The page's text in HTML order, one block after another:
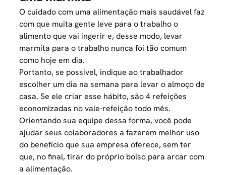
O cuidado com umaalimentação mais saudávelfaz
com que muita gente leve para o trabalho o
alimento que vai ingerir e, desse modo, levar
marmita para o trabalho nunca foi tão comum
como hoje em dia.
Portanto, se possível, indique ao trabalhador
escolher um dia na semana para levar o almoço de
casa. Se ele criar esse hábito, são 4 refeições
economizadas no vale-refeição todo mês.
Orientando sua equipe dessa forma, você pode
ajudar seus colaboradores a fazerem melhor uso
do benefício que sua empresa oferece, sem ter
que, no final, tirar do próprio bolso para arcar com
a alimentação.